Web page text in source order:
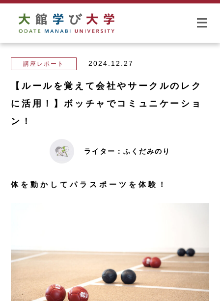
講座レポート 2024.12.27
【ルールを覚えて会社やサークルのレク
に活用！】ボッチャでコミュニケーショ
ン！
ライター：ふくだみのり
体を動かしてパラスポーツを体験！